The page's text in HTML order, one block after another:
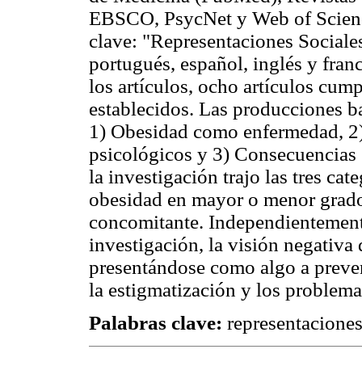
EBSCO, PsycNet y Web of
clave: "Representaciones
portugués, español, inglés y
los artículos, ocho artículos
establecidos. Las producciones
1) Obesidad como enfermedad,
psicológicos y 3)
la investigación trajo las tres
obesidad en mayor o menor
concomitante.
investigación, la visión negativa
presentándose como algo a
la estigmatización y los
Palabras clave: